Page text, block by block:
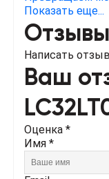
Показать еще...
Отзывы
Написать отзыв
Ваш
Оценка *
Имя *